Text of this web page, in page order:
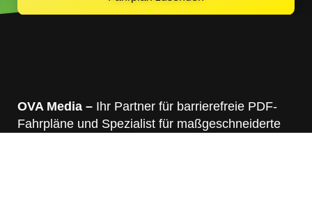
OVA Media – Ihr Partner für barrierefreie PDF-
Fahrpläne und Spezialist für maßgeschneiderte